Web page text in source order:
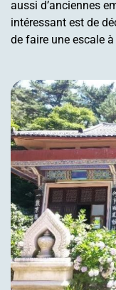
aussi d’anciennes
intéressant est de
de faire une escale